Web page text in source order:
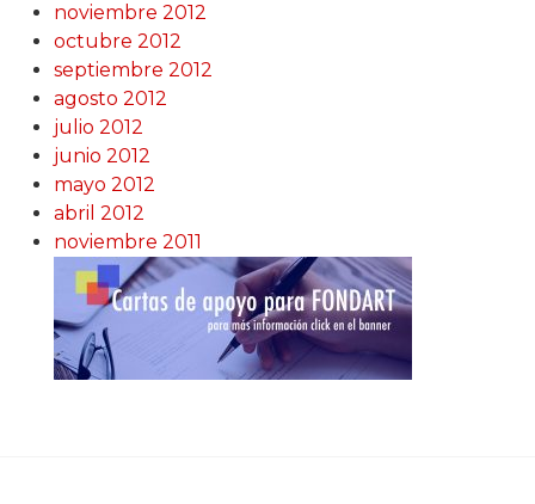
noviembre 2012
octubre 2012
septiembre 2012
agosto 2012
julio 2012
junio 2012
mayo 2012
abril 2012
noviembre 2011